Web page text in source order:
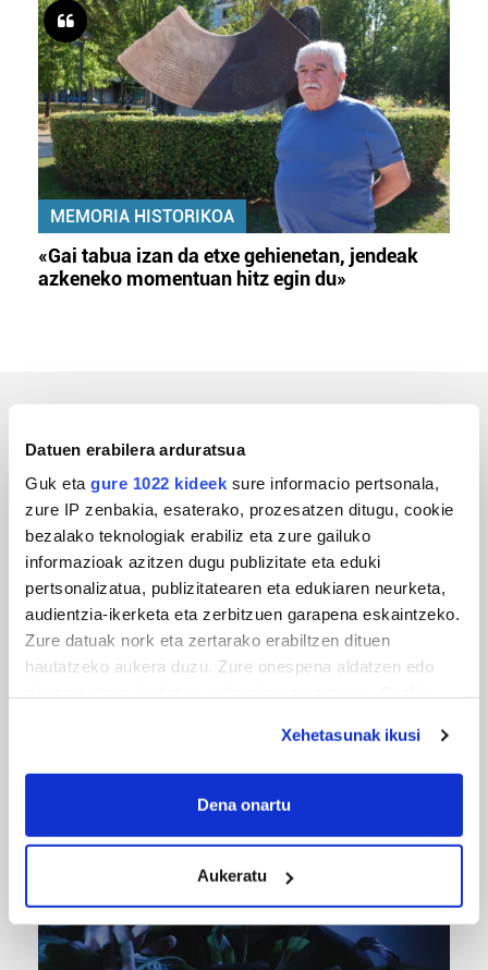
Datuen erabilera arduratsua
Guk eta gure 1022 kideek sure informacio pertsonala,
zure IP zenbakia, esaterako, prozesatzen ditugu, cookie
bezalako teknologiak erabiliz eta zure gailuko
informazioak azitzen dugu publizitate eta eduki
pertsonalizatua, publizitatearen eta edukiaren neurketa,
audientzia-ikerketa eta zerbitzuen garapena eskaintzeko.
Zure datuak nork eta zertarako erabiltzen dituen
hautatzeko aukera duzu. Zure onespena aldatzen edo
If you allow, we would also like to:
Collect information about your geographical
Identify your device by actively scanning it for
specific characteristics (fingerprinting)
Find out more about how your personal data is processed
and set your preferences in thedetails section.
Xehetasunak ikusi
Dena onartu
Aukeratu
MEMORIA HISTORIKOA
«Gai tabua izan da etxe gehienetan, jendeak
azkeneko momentuan hitz egin du»
URBIAKO FESTA
Urbiako zelaiak erromeria leku